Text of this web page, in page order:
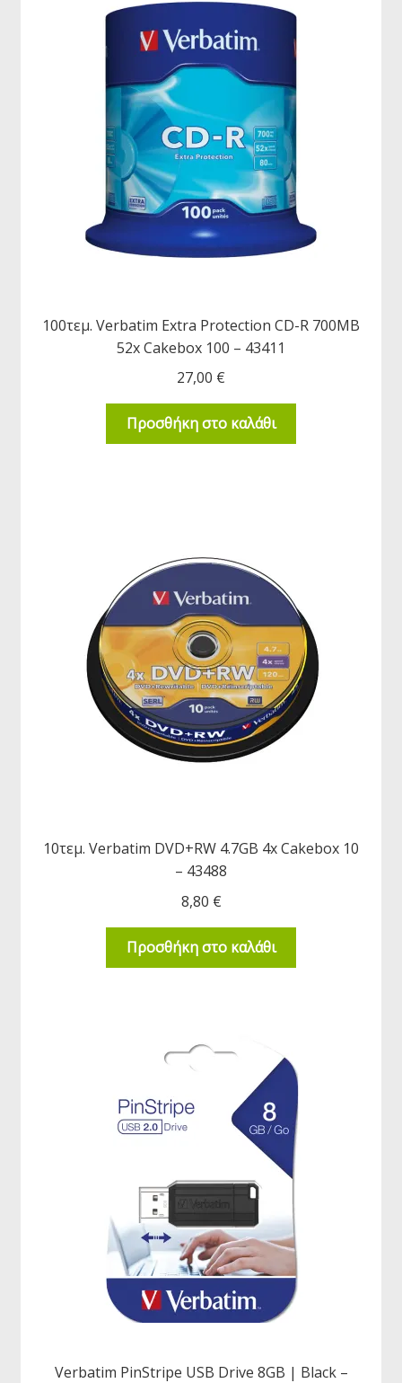
100τεμ. Verbatim Extra Protection CD-R 700MB
52x Cakebox 100 – 43411
27,00 €
Προσθήκη στο καλάθι
10τεμ. Verbatim DVD+RW 4.7GB 4x Cakebox 10
– 43488
8,80 €
Προσθήκη στο καλάθι
Verbatim PinStripe USB Drive 8GB | Black –